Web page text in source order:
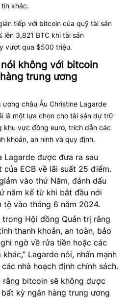
khác.
tiếp với bitcoin của quỹ tài sản
lên 3,821 BTC khi tài sản
vượt qua $500 triệu.
không với bitcoin
trung ương
châu Âu Christine Lagarde
là một lựa chọn cho tài sản dự trữ
khu vực đồng euro, trích dẫn các
khoản, an ninh và quy định.
Lagarde được đưa ra sau
ECB về lãi suất 25 điểm.
vào thứ Năm, đánh dấu
năm kể từ khi bắt đầu nới
tệ vào tháng 6 năm 2024.
Hội đồng Quản trị rằng
thanh khoản, an toàn, bảo
ngờ về rửa tiền hoặc các
Lagarde nói, nhấn mạnh
nhà hoạch định chính sách.
bitcoin sẽ không được
kỳ ngân hàng trung ương